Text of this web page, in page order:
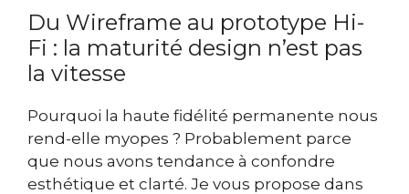
Du Wireframe au prototype Hi-
Fi : la maturité design n’est pas
la vitesse
Pourquoi la haute fidélité permanente nous
rend-elle myopes ? Probablement parce
que nous avons tendance à confondre
esthétique et clarté. Je vous propose dans